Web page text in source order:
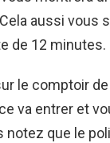
aussi vous
de 12 minutes.
le comptoir
va entrer et
notez que le